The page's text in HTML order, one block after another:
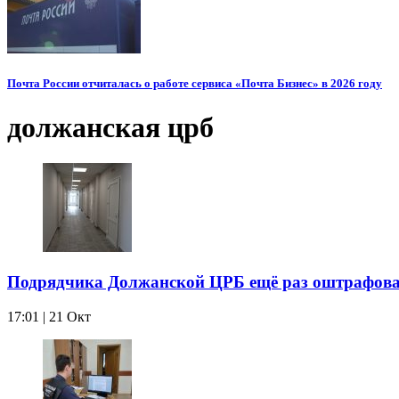
Почта России отчиталась о работе сервиса «Почта Бизнес» в 2026 году
должанская црб
Подрядчика Должанской ЦРБ ещё раз
17:01 | 21 Окт